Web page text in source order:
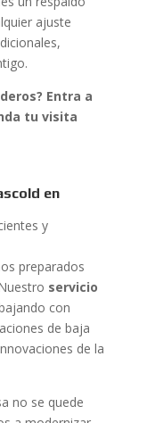
ajuste
Entra a
tu visita
en
y
preparados
servicio
con
de baja
de la
no se quede